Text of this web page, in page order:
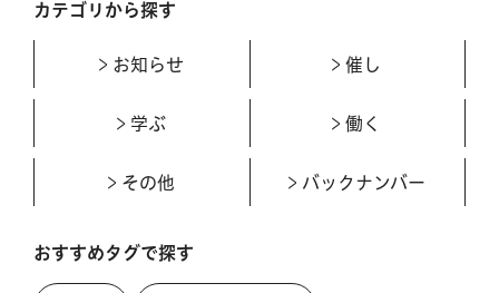
カテゴリから探す
お知らせ 催し
学ぶ 働く
その他 バックナンバー
おすすめタグで探す